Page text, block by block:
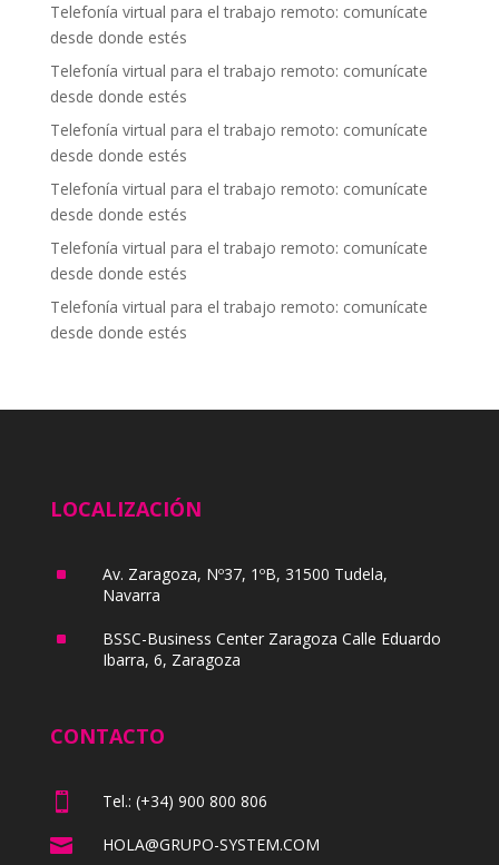
Telefonía virtual para el trabajo remoto: comunícate
desde donde estés
Telefonía virtual para el trabajo remoto: comunícate
desde donde estés
Telefonía virtual para el trabajo remoto: comunícate
desde donde estés
Telefonía virtual para el trabajo remoto: comunícate
desde donde estés
Telefonía virtual para el trabajo remoto: comunícate
desde donde estés
Telefonía virtual para el trabajo remoto: comunícate
desde donde estés
LOCALIZACIÓN
^
Av. Zaragoza, Nº37, 1ºB, 31500 Tudela,
Navarra
^
BSSC-Business Center Zaragoza Calle Eduardo
Ibarra, 6, Zaragoza
CONTACTO
 Tel.: (+34) 900 800 806
 HOLA@GRUPO-SYSTEM.COM